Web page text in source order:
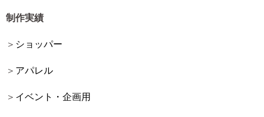
制作実績
ショッパー
アパレル
イベント・企画用